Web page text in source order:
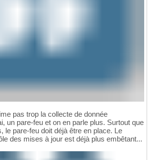
pas trop la collecte de donnée
un pare-feu et on en parle plus. Surtout que
le pare-feu doit déjà être en place. Le
des mises à jour est déjà plus embêtant...